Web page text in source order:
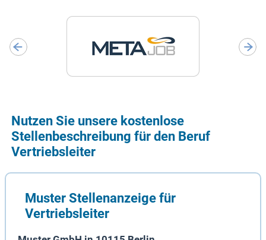
Nutzen Sie unsere kostenlose
Stellenbeschreibung für den Beruf
Vertriebsleiter
Muster Stellenanzeige für
Vertriebsleiter